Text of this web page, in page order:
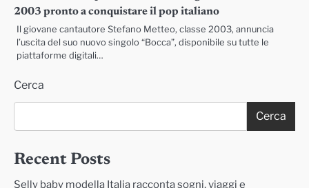
2003 pronto a conquistare il pop italiano
Il giovane cantautore Stefano Metteo, classe 2003, annuncia
l’uscita del suo nuovo singolo “Bocca”, disponibile su tutte le
piattaforme digitali…
Cerca
Cerca
Recent Posts
Selly baby modella Italia racconta sogni, viaggi e